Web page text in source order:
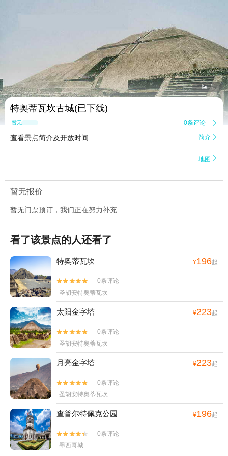
 1
特奥蒂瓦坎古城(已下线)
暂无点评 0条评论 
查看景点简介及开放时间 简介 
地图 
暂无报价
暂无门票预订，我们正在努力补充
看了该景点的人还看了
特奥蒂瓦坎 ¥196起


0条评论
圣胡安特奥蒂瓦坎
太阳金字塔 ¥223起


0条评论
圣胡安特奥蒂瓦坎
月亮金字塔 ¥223起


0条评论
圣胡安特奥蒂瓦坎
查普尔特佩克公园 ¥196起


0条评论
墨西哥城